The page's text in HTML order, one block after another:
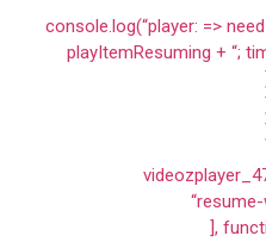
console.log(“player: =>
playItemResuming + “;
],